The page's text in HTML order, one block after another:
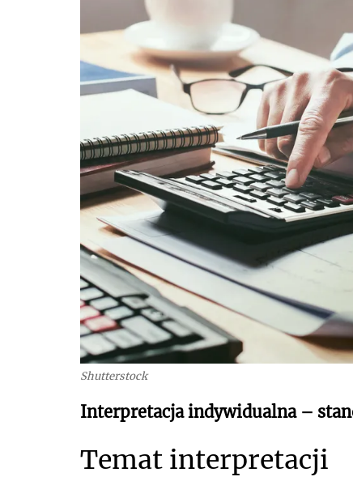
Shutterstock
Interpretacja indywidualna –
Temat interpretacji